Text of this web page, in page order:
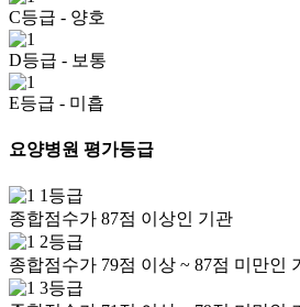
C등급 - 양호
D등급 - 보통
E등급 - 미흡
요양병원 평가등급
1등급
종합점수가 87점 이상인 기관
2등급
종합점수가 79점 이상 ~ 87점 미만인
3등급